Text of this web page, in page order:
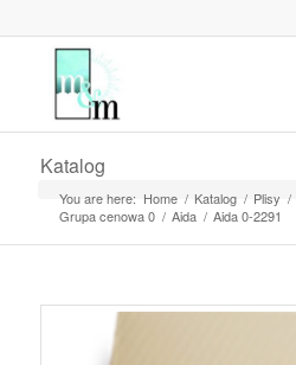
Katalog
You are here: Home / Katalog / Plisy /
Grupa cenowa 0 / Aida / Aida 0-2291